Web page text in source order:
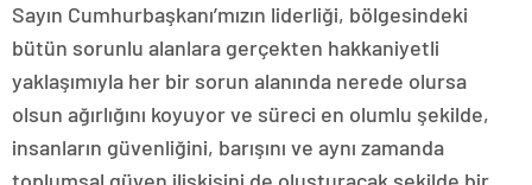
Sayın Cumhurbaşkanı’mızın liderliği, bölgesindeki
bütün sorunlu alanlara gerçekten hakkaniyetli
yaklaşımıyla her bir sorun alanında nerede olursa
olsun ağırlığını koyuyor ve süreci en olumlu şekilde,
insanların güvenliğini, barışını ve aynı zamanda